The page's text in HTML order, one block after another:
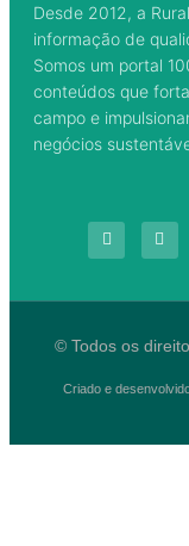
Desde 2012, a
informação de
Somos um portal
conteúdos que
campo e
negócios
© Todos os
Criado e